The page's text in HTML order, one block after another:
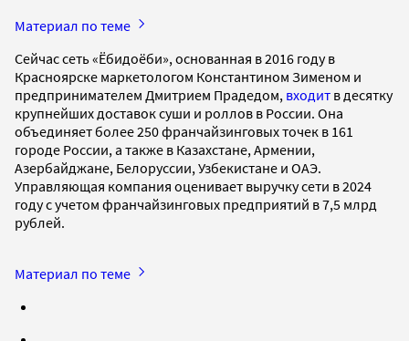
Материал по теме
Сейчас сеть «Ёбидоёби», основанная в 2016 году в
Красноярске маркетологом Константином Зименом и
предпринимателем Дмитрием Прадедом, входит в десятку
крупнейших доставок суши и роллов в России. Она
объединяет более 250 франчайзинговых точек в 161
городе России, а также в Казахстане, Армении,
Азербайджане, Белоруссии, Узбекистане и ОАЭ.
Управляющая компания оценивает выручку сети в 2024
году с учетом франчайзинговых предприятий в 7,5 млрд
рублей.
Материал по теме